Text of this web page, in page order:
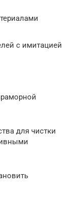
с имитацией
для чистки